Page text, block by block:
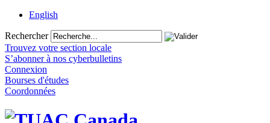
English
Rechercher
Trouvez votre section locale
S’abonner à nos cyberbulletins
Connexion
Bourses d'études
Coordonnées